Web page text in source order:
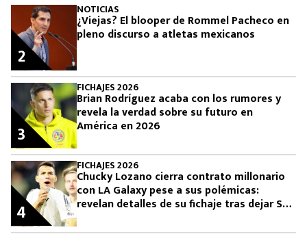
NOTICIAS
¿Viejas? El blooper de Rommel Pacheco en
pleno discurso a atletas mexicanos
2
FICHAJES 2026
Brian Rodríguez acaba con los rumores y
revela la verdad sobre su futuro en
América en 2026
3
FICHAJES 2026
Chucky Lozano cierra contrato millonario
con LA Galaxy pese a sus polémicas:
revelan detalles de su fichaje tras dejar San
4